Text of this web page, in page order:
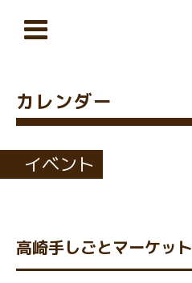
カレンダー
イベント
高崎手しごとマーケット